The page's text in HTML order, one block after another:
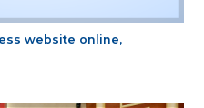
website online,